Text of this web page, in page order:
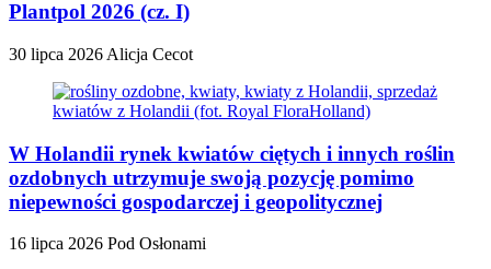
Plantpol 2026 (cz. I)
30 lipca 2026 Alicja Cecot
W Holandii rynek kwiatów ciętych i innych roślin
ozdobnych utrzymuje swoją pozycję pomimo
niepewności gospodarczej i geopolitycznej
16 lipca 2026 Pod Osłonami